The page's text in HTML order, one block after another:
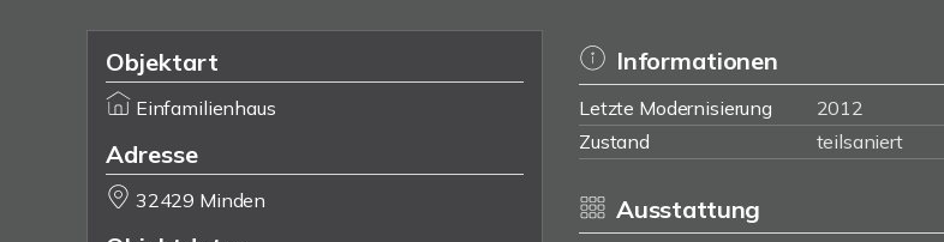
Objektart
Einfamilienhaus
Adresse
32429 Minden
Informationen
Letzte Modernisierung 2012
Zustand
teilsaniert
Ausstattung